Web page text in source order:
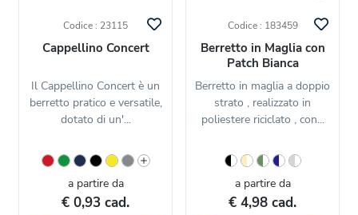
Codice : 23115
Cappellino Concert
Il Cappellino Concert è un
berretto pratico e versatile,
dotato di un'...
a partire da
€ 0,93 cad.
Codice : 183459
Berretto in Maglia con
Patch Bianca
Berretto in maglia a doppio
strato , realizzato in
poliestere riciclato , con...
a partire da
€ 4,98 cad.